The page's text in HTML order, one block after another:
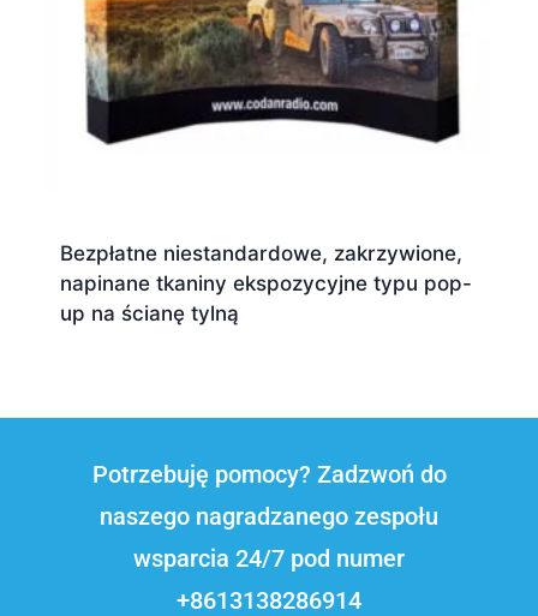
Bezpłatne niestandardowe, zakrzywione,
napinane tkaniny ekspozycyjne typu pop-
up na ścianę tylną
Potrzebuję pomocy? Zadzwoń do
naszego nagradzanego zespołu
wsparcia 24/7 pod numer
+8613138286914